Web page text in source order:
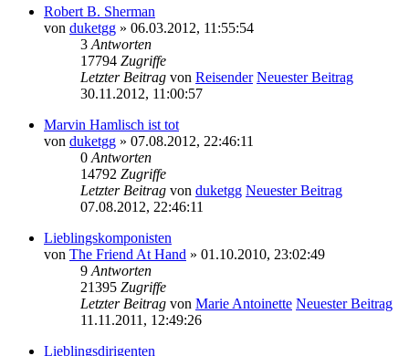
Robert B. Sherman
von duketgg » 06.03.2012, 11:55:54
3 Antworten
17794 Zugriffe
Letzter Beitrag von Reisender Neuester Beitrag
30.11.2012, 11:00:57
Marvin Hamlisch ist tot
von duketgg » 07.08.2012, 22:46:11
0 Antworten
14792 Zugriffe
Letzter Beitrag von duketgg Neuester Beitrag
07.08.2012, 22:46:11
Lieblingskomponisten
von The Friend At Hand » 01.10.2010, 23:02:49
9 Antworten
21395 Zugriffe
Letzter Beitrag von Marie Antoinette Neuester Beitrag
11.11.2011, 12:49:26
Lieblingsdirigenten